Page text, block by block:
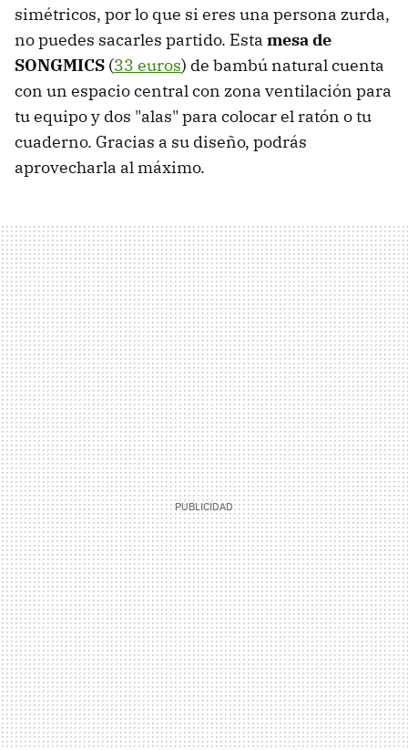
simétricos, por lo que si eres una persona zurda,
no puedes sacarles partido. Esta mesa de
SONGMICS (33 euros) de bambú natural cuenta
con un espacio central con zona ventilación para
tu equipo y dos "alas" para colocar el ratón o tu
cuaderno. Gracias a su diseño, podrás
aprovecharla al máximo.